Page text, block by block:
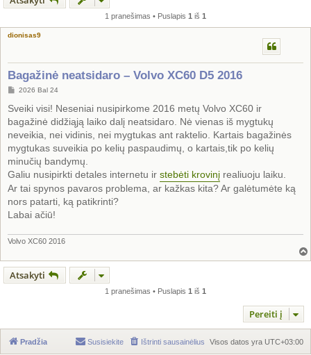
1 pranešimas • Puslapis 1 iš 1
dionisas9
Bagažinė neatsidaro – Volvo XC60 D5 2016
S
a
n
d
r
t
i
n
ė
2026 Bal 24
Sveiki visi! Neseniai nusipirkome 2016 metų Volvo XC60 ir
bagažinė didžiąją laiko dalį neatsidaro. Nė vienas iš mygtukų
neveikia, nei vidinis, nei mygtukas ant raktelio. Kartais bagažinės
mygtukas suveikia po kelių paspaudimų, o kartais,tik po kelių
minučių bandymų.
Galiu nusipirkti detales internetu ir stebėti krovinį realiuoju laiku.
Ar tai spynos pavaros problema, ar kažkas kita? Ar galėtumėte ką
nors patarti, ką patikrinti?
Labai ačiū!
Volvo XC60 2016
Atsakyti
1 pranešimas • Puslapis 1 iš 1
Pereiti į
Pradžia Visos datos yra UTC+03:00
Ištrinti sausainėlius
Susisiekite